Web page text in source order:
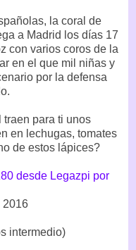
la coral de
a Madrid los días 17
con varios coros de la
en el que mil niñas y
por la defensa
traen para ti unos
en lechugas, tomates
de estos lápices?
desde Legazpi por
2016
intermedio)